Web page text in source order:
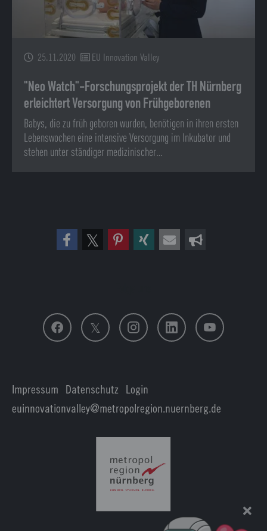
25.11.2020 EU Innovation Valley
"Neo Watch"-Forschungsprojekt der TH Nürnberg
erleichtert Versorgung von Frühgeborenen
Babys, die zu früh geboren wurden, benötigen in ihren ersten
Lebenswochen eine intensive Versorgung im Inkubator und
stehen unter ständiger medizinischer…
Impressum Datenschutz
Login
euinnovationvalley@metropolregion.nuernberg.de